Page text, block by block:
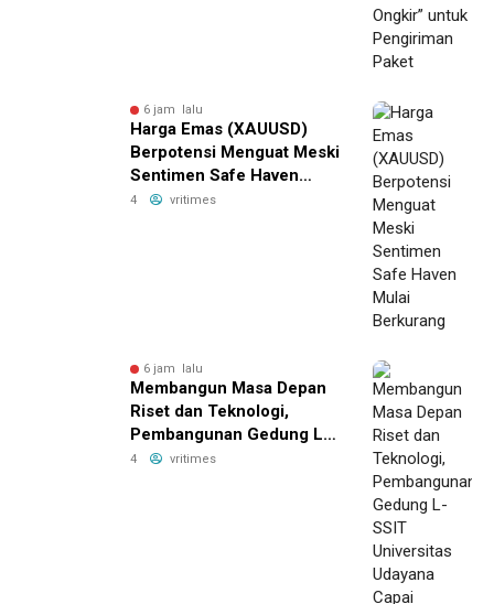
6 jam lalu
Harga Emas (XAUUSD)
Berpotensi Menguat Meski
Sentimen Safe Haven
Mulai Berkurang
4 vritimes
6 jam lalu
Membangun Masa Depan
Riset dan Teknologi,
Pembangunan Gedung L-
SSIT Universitas Udayana
4 vritimes